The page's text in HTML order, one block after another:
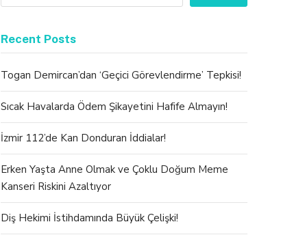
Recent Posts
Togan Demircan’dan ‘Geçici Görevlendirme’ Tepkisi!
Sıcak Havalarda Ödem Şikayetini Hafife Almayın!
İzmir 112’de Kan Donduran İddialar!
Erken Yaşta Anne Olmak ve Çoklu Doğum Meme
Kanseri Riskini Azaltıyor
Diş Hekimi İstihdamında Büyük Çelişki!